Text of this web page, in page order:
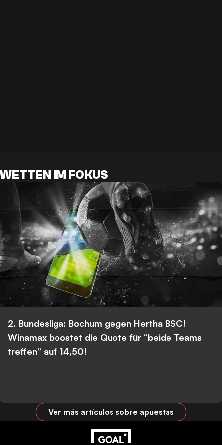
WETTEN IM FOKUS
2. Bundesliga: Bochum gegen Hertha BSC!
Winamax boostet die Quote für “beide Teams
treffen” auf 14,50!
Ver más artículos sobre apuestas